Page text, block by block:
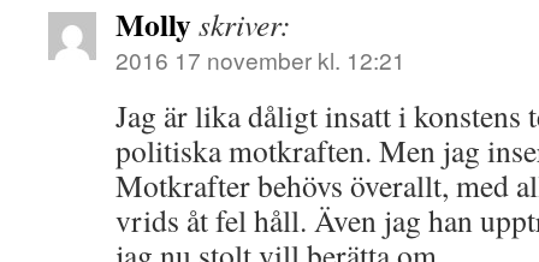
Mollyskriver:
2016 17 november kl. 12:21
Jag är lika dåligt insatt i konstens
politiska motkraften. Men jag
Motkrafter behövs överallt, med
vrids åt fel håll. Även jag han